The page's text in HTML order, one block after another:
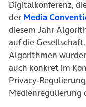
Digitalkonferenz,
der Media
diesem Jahr
auf die
Algorithmen
auch konkret im
Privacy-
Medienregulierung